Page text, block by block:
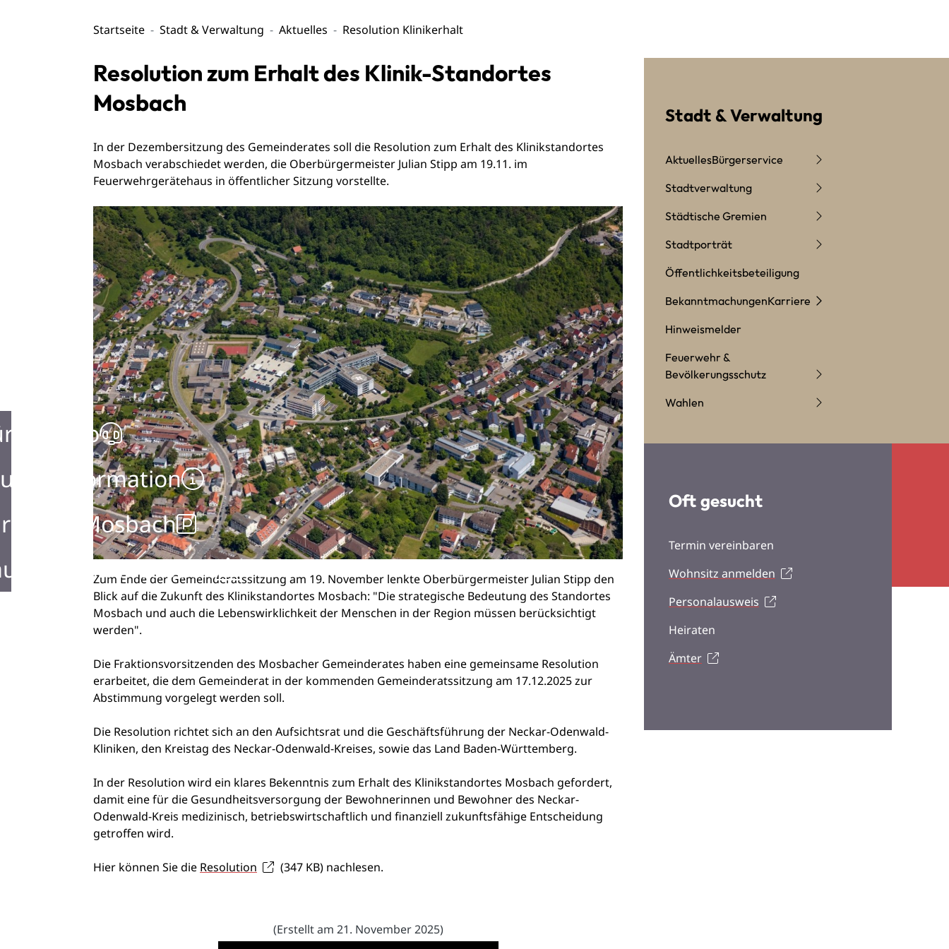
Startseite Stadt & Verwaltung Aktuelles Resolution Klinikerhalt
Information
in Mosbach
in Mosbach
Resolution zum Erhalt des Klinik-Standortes
Mosbach
In der Dezembersitzung des Gemeinderates soll die Resolution zum Erhalt des Klinikstandortes
Mosbach verabschiedet werden, die Oberbürgermeister Julian Stipp am 19.11. im
Feuerwehrgerätehaus in öffentlicher Sitzung vorstellte.
Zum Ende der Gemeinderatssitzung am 19. November lenkte Oberbürgermeister Julian Stipp den
Blick auf die Zukunft des Klinikstandortes Mosbach: "Die strategische Bedeutung des Standortes
Mosbach und auch die Lebenswirklichkeit der Menschen in der Region müssen berücksichtigt
werden".
Die Fraktionsvorsitzenden des Mosbacher Gemeinderates haben eine gemeinsame Resolution
erarbeitet, die dem Gemeinderat in der kommenden Gemeinderatssitzung am 17.12.2025 zur
Abstimmung vorgelegt werden soll.
Die Resolution richtet sich an den Aufsichtsrat und die Geschäftsführung der Neckar-Odenwald-
Kliniken, den Kreistag des Neckar-Odenwald-Kreises, sowie das Land Baden-Württemberg.
In der Resolution wird ein klares Bekenntnis zum Erhalt des Klinikstandortes Mosbach gefordert,
damit eine für die Gesundheitsversorgung der Bewohnerinnen und Bewohner des Neckar-
Odenwald-Kreis medizinisch, betriebswirtschaftlich und finanziell zukunftsfähige Entscheidung
getroffen wird.
Hier können Sie die Resolution (347 KB) nachlesen.
(Erstellt am 21. November 2025)
Stadt & Verwaltung
AktuellesBürgerservice
Stadtverwaltung
Städtische Gremien
Stadtporträt
Öffentlichkeitsbeteiligung
BekanntmachungenKarriere
Hinweismelder
Feuerwehr &
Bevölkerungsschutz
Wahlen
Oft gesucht
Termin vereinbaren
Wohnsitz anmelden
Personalausweis
Heiraten
Ämter